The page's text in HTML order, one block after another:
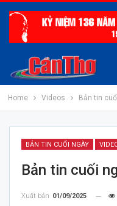
Home Videos Bản tin
BẢN TIN CUỐI NGÀY
Bản tin cuối
Xuất bản 01/09/2025